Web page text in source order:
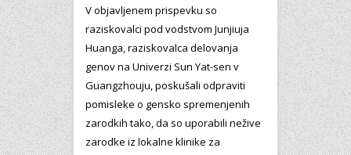
V objavljenem prispevku so
raziskovalci pod vodstvom Junjiuja
Huanga, raziskovalca delovanja
genov na Univerzi Sun Yat-sen v
Guangzhouju, poskušali odpraviti
pomisleke o gensko spremenjenih
zarodkih tako, da so uporabili nežive
zarodke iz lokalne klinike za